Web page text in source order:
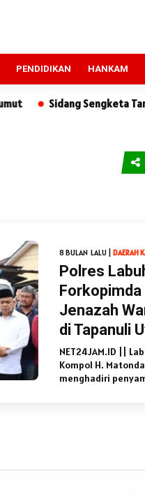
PENDIDIKAN HANKAM
Sidang Sengketa Tanah di
8 BULAN LALU | DAERAH
Polres
Jenazah
di Tapanuli
NET24JAM.ID ||
Kompol H.
menghadiri